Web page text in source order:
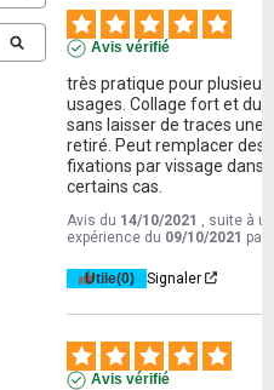
Avis vérifié
très pratique pour
usages. Collage fort et
sans laisser de traces une
retiré. Peut remplacer des
fixations par vissage dans
certains cas.
Avis du 14/10/2021
, suite à
expérience du 09/10/2021 par
Utile(0) Signaler
Avis vérifié